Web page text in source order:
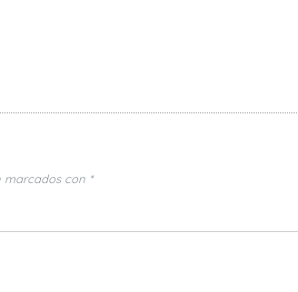
marcados con *